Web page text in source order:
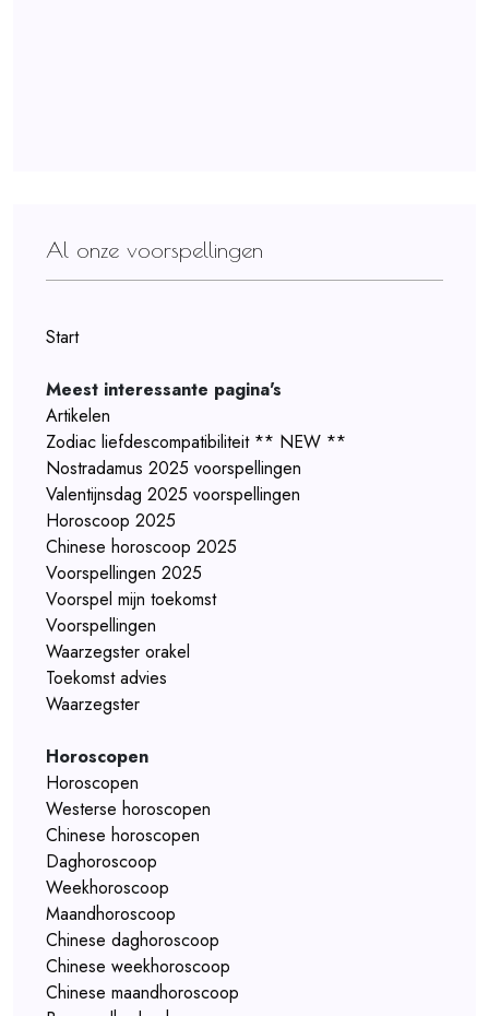
Al onze voorspellingen
Start
Meest interessante pagina's
Artikelen
Zodiac liefdescompatibiliteit ** NEW **
Nostradamus 2025 voorspellingen
Valentijnsdag 2025 voorspellingen
Horoscoop 2025
Chinese horoscoop 2025
Voorspellingen 2025
Voorspel mijn toekomst
Voorspellingen
Waarzegster orakel
Toekomst advies
Waarzegster
Horoscopen
Horoscopen
Westerse horoscopen
Chinese horoscopen
Daghoroscoop
Weekhoroscoop
Maandhoroscoop
Chinese daghoroscoop
Chinese weekhoroscoop
Chinese maandhoroscoop